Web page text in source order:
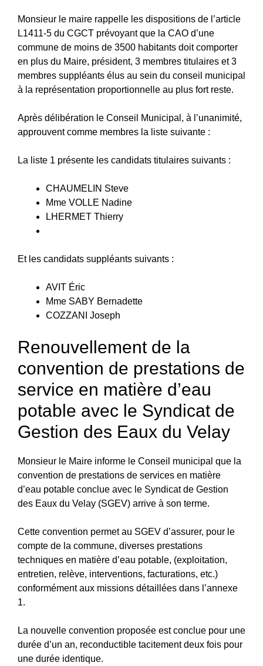
Monsieur le maire rappelle les dispositions de l’article
L1411-5 du CGCT prévoyant que la CAO d’une
commune de moins de 3500 habitants doit comporter
en plus du Maire, président, 3 membres titulaires et 3
membres suppléants élus au sein du conseil municipal
à la représentation proportionnelle au plus fort reste.
Après délibération le Conseil Municipal, à l’unanimité,
approuvent comme membres la liste suivante :
La liste 1 présente les candidats titulaires suivants :
CHAUMELIN Steve
Mme VOLLE Nadine
LHERMET Thierry
Et les candidats suppléants suivants :
AVIT Éric
Mme SABY Bernadette
COZZANI Joseph
Renouvellement de la
convention de prestations de
service en matière d’eau
potable avec le Syndicat de
Gestion des Eaux du Velay
Monsieur le Maire informe le Conseil municipal que la
convention de prestations de services en matière
d’eau potable conclue avec le Syndicat de Gestion
des Eaux du Velay (SGEV) arrive à son terme.
Cette convention permet au SGEV d’assurer, pour le
compte de la commune, diverses prestations
techniques en matière d’eau potable, (exploitation,
entretien, relève, interventions, facturations, etc.)
conformément aux missions détaillées dans l’annexe
1.
La nouvelle convention proposée est conclue pour une
durée d’un an, reconductible tacitement deux fois pour
une durée identique.